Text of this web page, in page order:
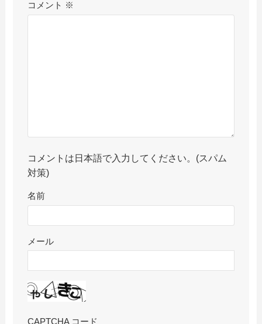
コメント ※
コメントは日本語で入力してください。(スパム
対策)
名前
メール
CAPTCHA コード